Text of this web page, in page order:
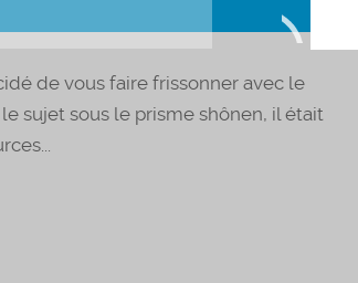
de vous faire frissonner avec le
sujet sous le prisme shônen, il était